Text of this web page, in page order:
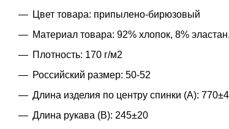
Цвет товара: припылено-бирюзовый
Материал товара: 92% хлопок, 8%
Плотность: 170 г/м2
Российский размер: 50-52
Длина изделия по центру спинки (A):
Длина рукава (B): 245±20